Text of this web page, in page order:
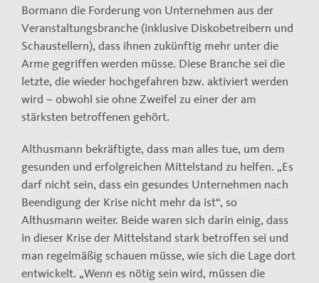
Bormann die Forderung von Unternehmen aus der
Veranstaltungsbranche (inklusive Diskobetreibern und
Schaustellern), dass ihnen zukünftig mehr unter die
Arme gegriffen werden müsse. Diese Branche sei die
letzte, die wieder hochgefahren bzw. aktiviert werden
wird – obwohl sie ohne Zweifel zu einer der am
stärksten betroffenen gehört.
Althusmann bekräftigte, dass man alles tue, um dem
gesunden und erfolgreichen Mittelstand zu helfen. „Es
darf nicht sein, dass ein gesundes Unternehmen nach
Beendigung der Krise nicht mehr da ist“, so
Althusmann weiter. Beide waren sich darin einig, dass
in dieser Krise der Mittelstand stark betroffen sei und
man regelmäßig schauen müsse, wie sich die Lage dort
entwickelt. „Wenn es nötig sein wird, müssen die